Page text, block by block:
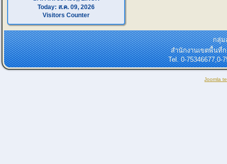
Today: ส.ค. 09, 2026
Visitors Counter
กลุ่ม
สำนักงานเขตพื้นที่
Tel. 0-75346677,0-
Joomla